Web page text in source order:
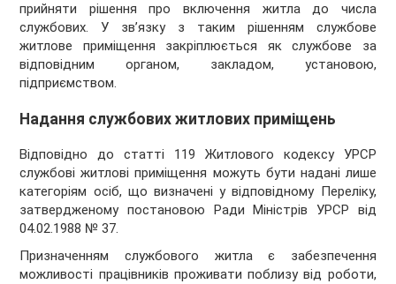
прийняти рішення про включення житла до числа
службових. У зв’язку з таким рішенням службове
житлове приміщення закріплюється як службове за
відповідним органом, закладом, установою,
підприємством.
Надання службових житлових приміщень
Відповідно до статті 119 Житлового кодексу УРСР
службові житлові приміщення можуть бути надані лише
категоріям осіб, що визначені у відповідному Переліку,
затвердженому постановою Ради Міністрів УРСР від
04.02.1988 № 37.
Призначенням службового житла є забезпечення
можливості працівників проживати поблизу від роботи,